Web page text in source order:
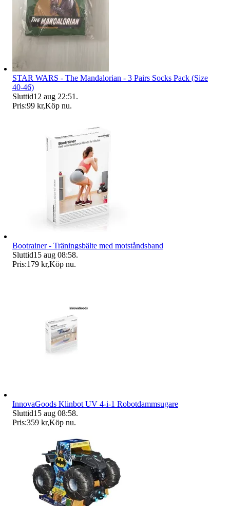
STAR WARS - The Mandalorian - 3 Pairs Socks Pack (Size
40-46)
Sluttid12 aug 22:51 .
Pris:99 kr,Köp nu.
Bootrainer - Träningsbälte med motståndsband
Sluttid15 aug 08:58.
Pris:179 kr,Köp nu.
InnovaGoods Klinbot UV 4-i-1 Robotdammsugare
Sluttid15 aug 08:58.
Pris:359 kr,Köp nu.